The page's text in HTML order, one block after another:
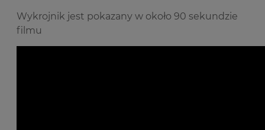
Wykrojnik jest pokazany w około 90 sekundzie
filmu